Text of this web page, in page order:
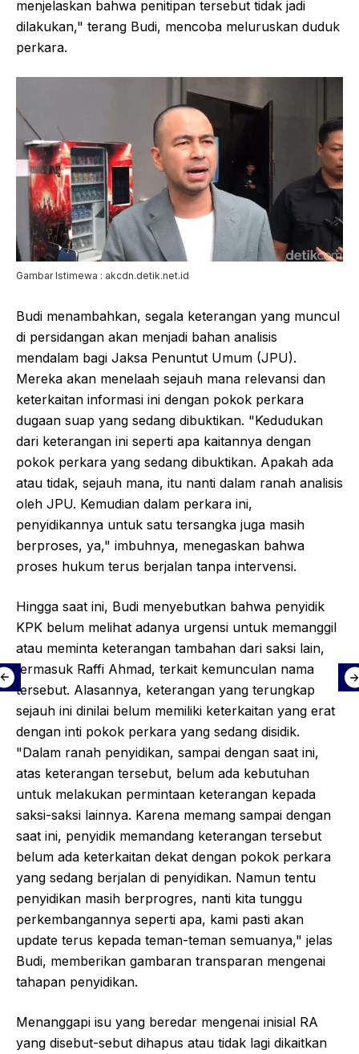
menjelaskan bahwa penitipan tersebut tidak jadi
dilakukan," terang Budi, mencoba meluruskan duduk
perkara.
Gambar Istimewa : akcdn.detik.net.id
Budi menambahkan, segala keterangan yang muncul
di persidangan akan menjadi bahan analisis
mendalam bagi Jaksa Penuntut Umum (JPU).
Mereka akan menelaah sejauh mana relevansi dan
keterkaitan informasi ini dengan pokok perkara
dugaan suap yang sedang dibuktikan. "Kedudukan
dari keterangan ini seperti apa kaitannya dengan
pokok perkara yang sedang dibuktikan. Apakah ada
atau tidak, sejauh mana, itu nanti dalam ranah analisis
oleh JPU. Kemudian dalam perkara ini,
penyidikannya untuk satu tersangka juga masih
berproses, ya," imbuhnya, menegaskan bahwa
proses hukum terus berjalan tanpa intervensi.
Hingga saat ini, Budi menyebutkan bahwa penyidik
KPK belum melihat adanya urgensi untuk memanggil
atau meminta keterangan tambahan dari saksi lain,
termasuk Raffi Ahmad, terkait kemunculan nama
tersebut. Alasannya, keterangan yang terungkap
sejauh ini dinilai belum memiliki keterkaitan yang erat
dengan inti pokok perkara yang sedang disidik.
"Dalam ranah penyidikan, sampai dengan saat ini,
atas keterangan tersebut, belum ada kebutuhan
untuk melakukan permintaan keterangan kepada
saksi-saksi lainnya. Karena memang sampai dengan
saat ini, penyidik memandang keterangan tersebut
belum ada keterkaitan dekat dengan pokok perkara
yang sedang berjalan di penyidikan. Namun tentu
penyidikan masih berprogres, nanti kita tunggu
perkembangannya seperti apa, kami pasti akan
update terus kepada teman-teman semuanya," jelas
Budi, memberikan gambaran transparan mengenai
tahapan penyidikan.
Menanggapi isu yang beredar mengenai inisial RA
yang disebut-sebut dihapus atau tidak lagi dikaitkan